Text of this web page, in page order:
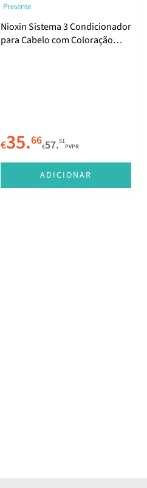
Presente
Nioxin Sistema 3 Condicionador
para Cabelo com Coloração
€35.66€57.51
PVPR
ADICIONAR